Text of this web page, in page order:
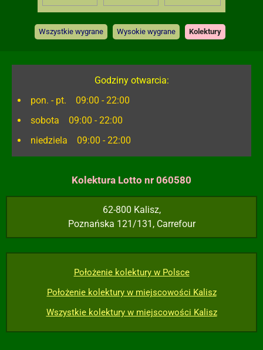
Wszystkie wygrane Wysokie wygrane Kolektury
Godziny otwarcia:
pon. - pt. 09:00 - 22:00
sobota 09:00 - 22:00
niedziela 09:00 - 22:00
Kolektura Lotto nr 060580
62-800 Kalisz,
Poznańska 121/131, Carrefour
Położenie kolektury w Polsce
Położenie kolektury w miejscowości Kalisz
Wszystkie kolektury w miejscowości Kalisz